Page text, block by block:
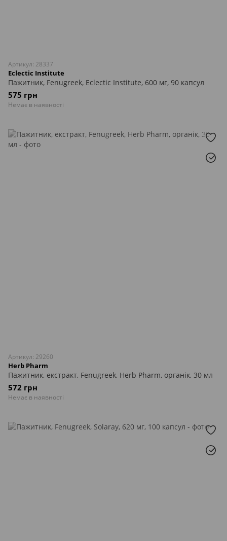
Артикул: 28337
Eclectic Institute
Пажитник, Fenugreek, Eclectic Institute, 600 мг, 90 капсул
575 грн
Немає в наявності
Артикул: 29260
Herb Pharm
Пажитник, екстракт, Fenugreek, Herb Pharm, органік, 30 мл
572 грн
Немає в наявності